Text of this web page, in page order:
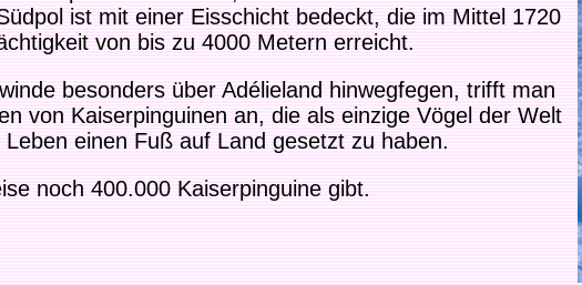
ist mit einer Eisschicht bedeckt, die im Mittel 1720
von bis zu 4000 Metern erreicht.
besonders über Adélieland hinwegfegen, trifft man
von Kaiserpinguinen an, die als einzige Vögel der Welt
einen Fuß auf Land gesetzt zu haben.
noch 400.000 Kaiserpinguine gibt.